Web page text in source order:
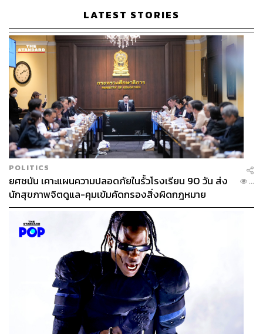
LATEST STORIES
POLITICS
ยศชนัน เคาะแผนความปลอดภัยในรั้วโรงเรียน 90 วัน ส่ง
นักสุขภาพจิตดูแล-คุมเข้มคัดกรองสิ่งผิดกฎหมาย
...